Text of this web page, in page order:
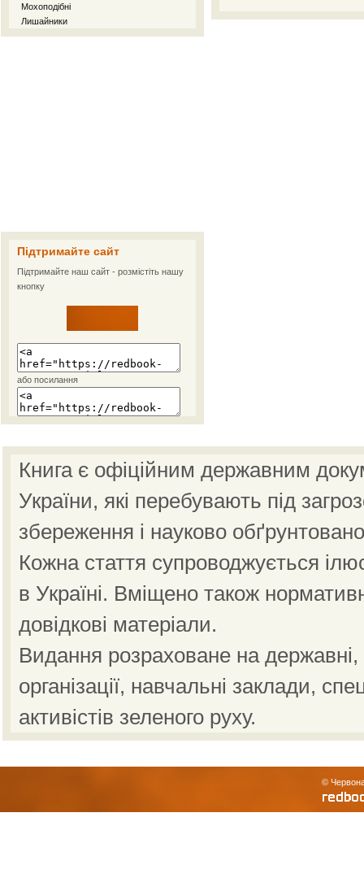
Мохоподібні
Лишайники
Підтримайте сайт
Підтримайте наш сайт - розмістіть нашу
кнопку
або посилання
Книга є офіційним державним
України, які перебувають під
збереження і науково
Кожна стаття супроводжується
в Україні. Вміщено також
довідкові матеріали.
Видання розраховане на державні,
організації, навчальні заклади,
активістів зеленого руху.
©